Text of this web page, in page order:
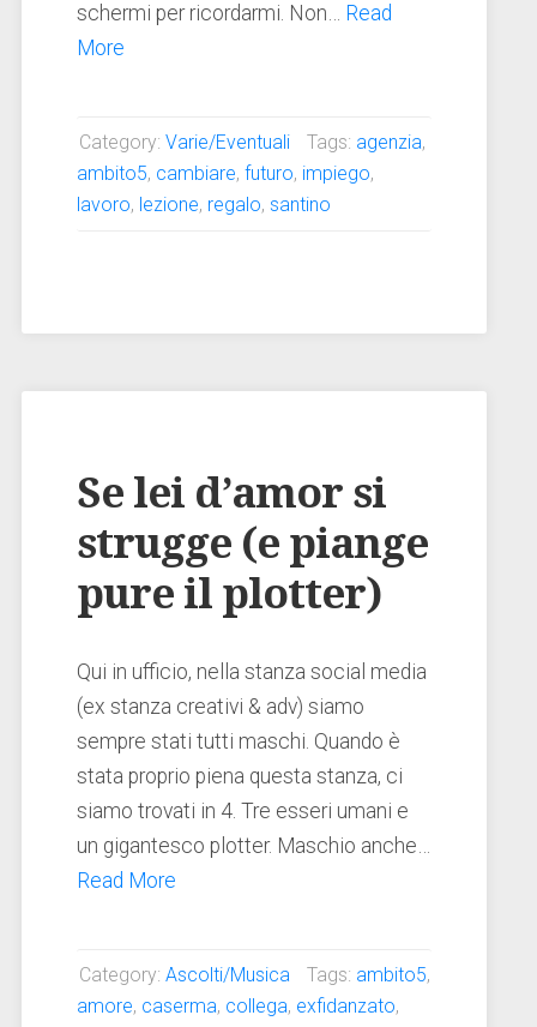
schermi per ricordarmi. Non… Read
More
Category:Varie/Eventuali Tags: agenzia,
ambito5, cambiare,futuro, impiego,
lavoro, lezione, regalo,santino
Se lei d’amor si
strugge (e piange
pure il plotter)
Qui in ufficio, nella stanza social media
(ex stanza creativi & adv) siamo
sempre stati tutti maschi. Quando è
stata proprio piena questa stanza, ci
siamo trovati in 4. Tre esseri umani e
un gigantesco plotter. Maschio anche…
Read More
Category:Ascolti/Musica Tags: ambito5,
amore, caserma, collega, exfidanzato,